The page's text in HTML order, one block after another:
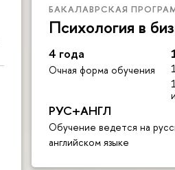
БАКАЛАВРСКАЯ
Психология в
4 года
Очная форма обучения
РУС+АНГЛ
Обучение ведется на
английском языке